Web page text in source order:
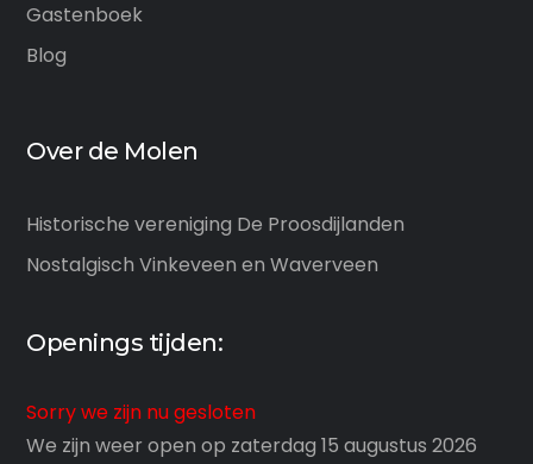
Gastenboek
Blog
Over de Molen
Historische vereniging De Proosdijlanden
Nostalgisch Vinkeveen en Waverveen
Openings tijden:
Sorry we zijn nu gesloten
We zijn weer open op zaterdag 15 augustus 2026